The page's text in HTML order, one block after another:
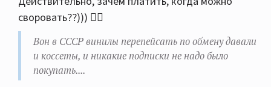
коссеты, и никакие подписки не надо было
покупать.... Только ленту покупай.
своровать??))) 🤷‍♂️
Вон в СССР винилы перепейсать по обмену давали
и коссеты, и никакие подписки не надо было
покупать....